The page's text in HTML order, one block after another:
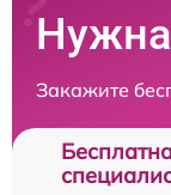
Нужна
Закажите